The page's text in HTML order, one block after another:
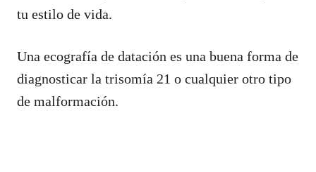
tu estilo de vida.
Una ecografía de datación es una buena forma de
diagnosticar la trisomía 21 o cualquier otro tipo
de malformación.